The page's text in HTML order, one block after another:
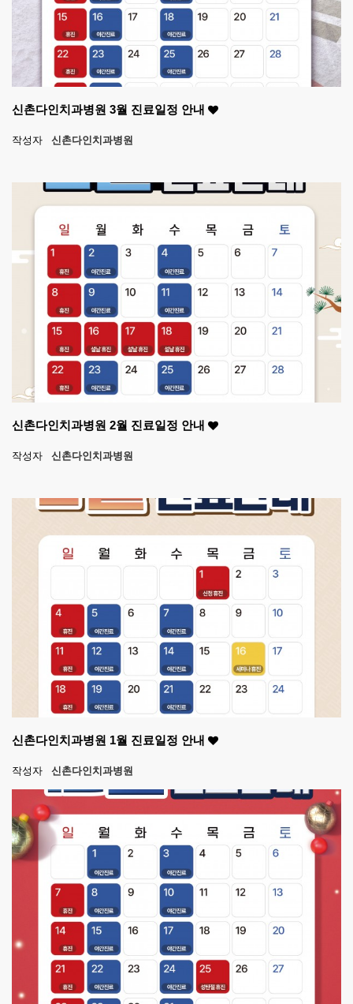
신촌다인치과병원 3월 진료일정 안내
작성자 신촌다인치과병원
신촌다인치과병원 2월 진료일정 안내
작성자 신촌다인치과병원
신촌다인치과병원 1월 진료일정 안내
작성자 신촌다인치과병원